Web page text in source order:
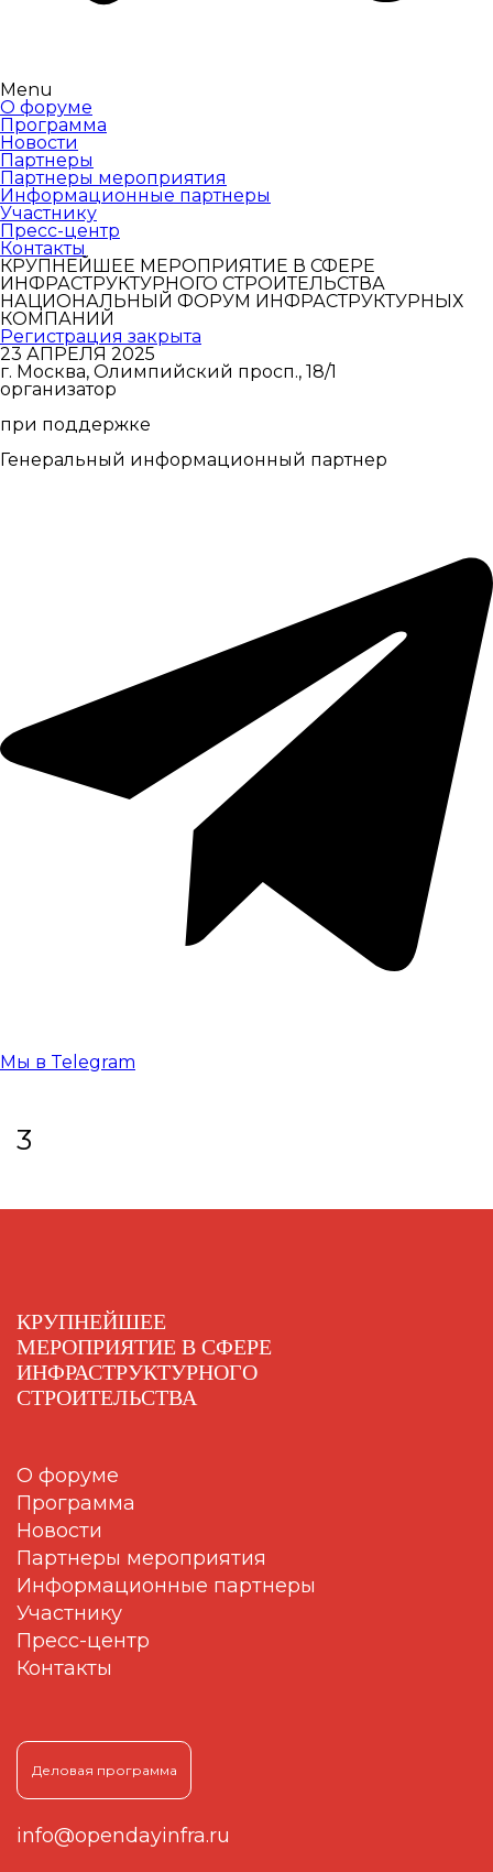
Menu
О форуме
Программа
Новости
Партнеры
Партнеры мероприятия
Информационные партнеры
Участнику
Пресс-центр
Контакты
КРУПНЕЙШЕЕ МЕРОПРИЯТИЕ В СФЕРЕ
ИНФРАСТРУКТУРНОГО СТРОИТЕЛЬСТВА
НАЦИОНАЛЬНЫЙ ФОРУМ ИНФРАСТРУКТУРНЫХ
КОМПАНИЙ
Регистрация закрыта
23 АПРЕЛЯ 2025
г. Москва, Олимпийский просп., 18/1
организатор
при поддержке
Генеральный информационный партнер
Мы в Telegram
3
КРУПНЕЙШЕЕ
МЕРОПРИЯТИЕ В СФЕРЕ
ИНФРАСТРУКТУРНОГО
СТРОИТЕЛЬСТВА
О форуме
Программа
Новости
Партнеры мероприятия
Информационные партнеры
Участнику
Пресс-центр
Контакты
info@opendayinfra.ru
Деловая программа